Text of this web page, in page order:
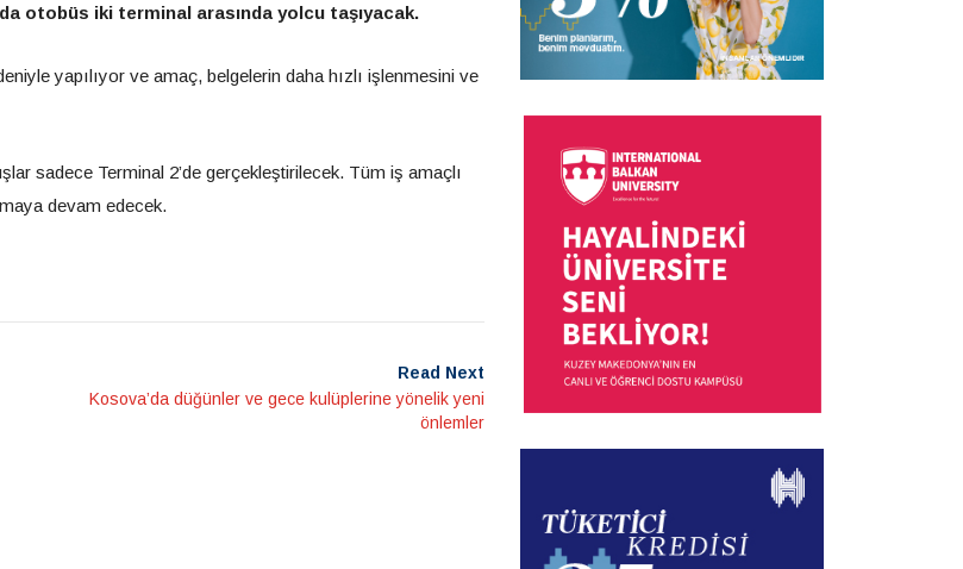
otobüs iki terminal arasında yolcu taşıyacak.
yapılıyor ve amaç, belgelerin daha hızlı işlenmesini ve
sadece Terminal 2’de gerçekleştirilecek. Tüm iş amaçlı
devam edecek.
Read Next
Kosova’da düğünler ve gece kulüplerine yönelik yeni
önlemler